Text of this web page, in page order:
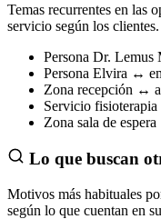
Temas recurrentes en las
servicio según los clientes.
Persona Dr. Lemus
Persona Elvira ↔
Zona recepción ↔
Servicio fisioterapia
Zona sala de espera
Lo que buscan
Motivos más habituales
según lo que cuentan en